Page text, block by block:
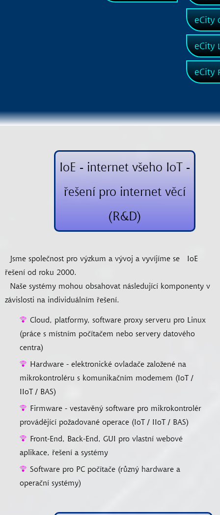
eCity
eCity
eCity
IoE - internet všeho IoT -
řešení pro internet věcí
(R&D)
Jsme společnost pro výzkum a vývoj a vyvíjíme se
IoE
řešení od roku 2000.
Naše systémy mohou obsahovat následující komponenty v
závislosti na individuálním řešení.
Cloud, platformy, software proxy serveru pro Linux
(práce s místním počítačem nebo servery datového
centra)
Hardware - elektronické ovladače založené na
mikrokontroléru s komunikačním modemem (IoT /
IIoT / BAS)
Firmware - vestavěný software pro mikrokontrolér
provádějící požadované operace (IoT / IIoT / BAS)
Front-End, Back-End, GUI pro vlastní webové
aplikace, řešení a systémy
Software pro PC počítače (různý hardware a
operační systémy)